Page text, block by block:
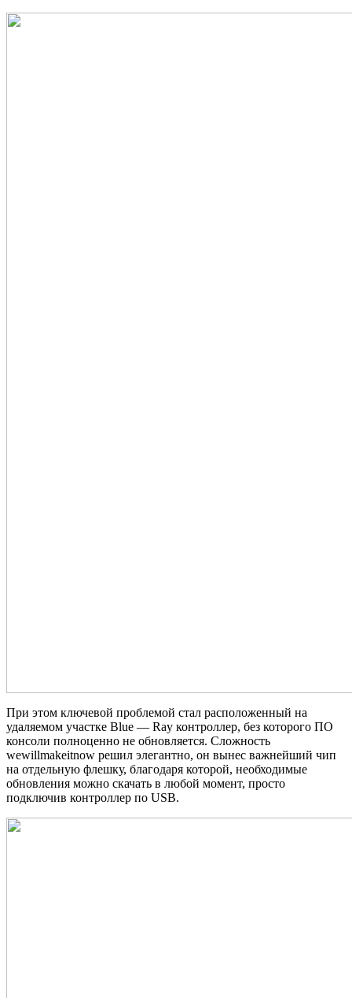
При этом ключевой проблемой стал расположенный на
удаляемом участке Blue — Ray контроллер, без которого ПО
консоли полноценно не обновляется. Сложность
wewillmakeitnow решил элегантно, он вынес важнейший чип
на отдельную флешку, благодаря которой, необходимые
обновления можно скачать в любой момент, просто
подключив контроллер по USB.